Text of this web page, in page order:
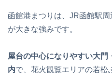
函館港まつりは、JR函館駅
が大きな強みです。
屋台の中心になりやすい大門
内で、花火観覧エリアの若松